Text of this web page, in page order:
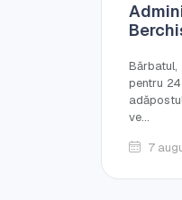
pentru
ve...
7